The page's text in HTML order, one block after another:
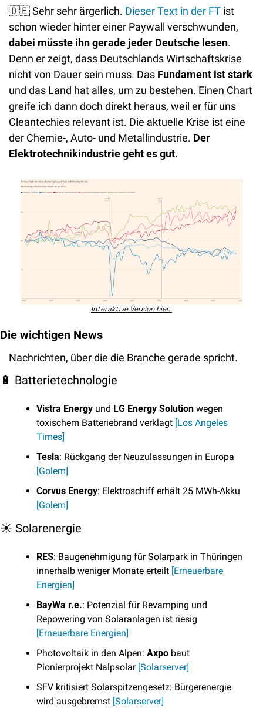
🇩🇪 Sehr sehr ärgerlich. Dieser Text in der FT ist
dabei müsste ihn gerade jeder Deutsche lesen.
Denn er zeigt, dass Deutschlands Wirtschaftskrise
nicht von Dauer sein muss. Das Fundament ist stark
und das Land hat alles, um zu bestehen. Einen Chart
greife ich dann doch direkt heraus, weil er für uns
Cleantechies relevant ist. Die aktuelle Krise ist eine
der Chemie-, Auto- und Metallindustrie. Der
Elektrotechnikindustrie geht es gut.
Interaktive Version hier.
Die wichtigen News
Nachrichten, über die die Branche gerade spricht.
🔋 Batterietechnologie
Vistra Energy und LG Energy Solution wegen
toxischem Batteriebrand verklagt [Los Angeles
Times]
Tesla
[Golem]
Corvus Energy
[Golem]
☀️ Solarenergie
RES: Baugenehmigung für Solarpark in Thüringen
innerhalb weniger Monate erteilt [Erneuerbare
Energien]
BayWa r.e.: Potenzial für Revamping und
[Erneuerbare Energien]
Photovoltaik in den Alpen: Axpo baut
Pionierprojekt Nalpsolar [Solarserver]
SFV kritisiert Solarspitzengesetz: Bürgerenergie
wird ausgebremst [Solarserver]